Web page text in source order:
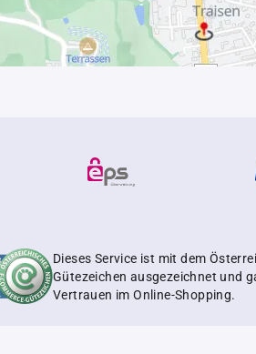
Dieses Service ist mit dem
Gütezeichen ausgezeichnet und
Vertrauen im Online-Shopping.